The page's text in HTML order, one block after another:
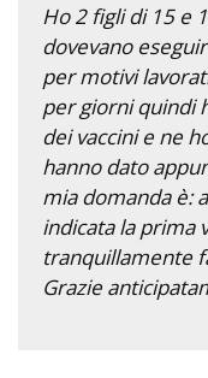
Ho 2 figli di 15 e
dovevano
per motivi
per giorni quindi
dei vaccini e ne
hanno dato
mia domanda è:
indicata la prima
tranquillamente
Grazie